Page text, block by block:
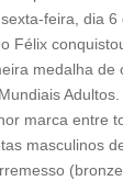
feira, dia
Félix
medalha de
marca entre
masculinos